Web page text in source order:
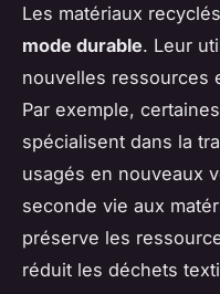
Les matériaux
mode durable. Leur
nouvelles ressources
Par exemple,
spécialisent dans la
usagés en nouveaux
seconde vie aux
préserve les
réduit les déchets